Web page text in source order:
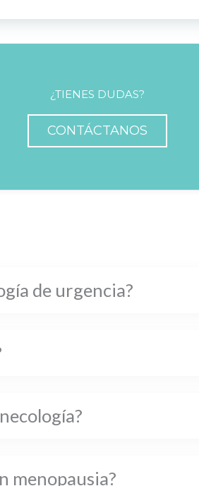
¿TIENES DUDAS?
CONTÁCTANOS
de urgencia?
menopausia?